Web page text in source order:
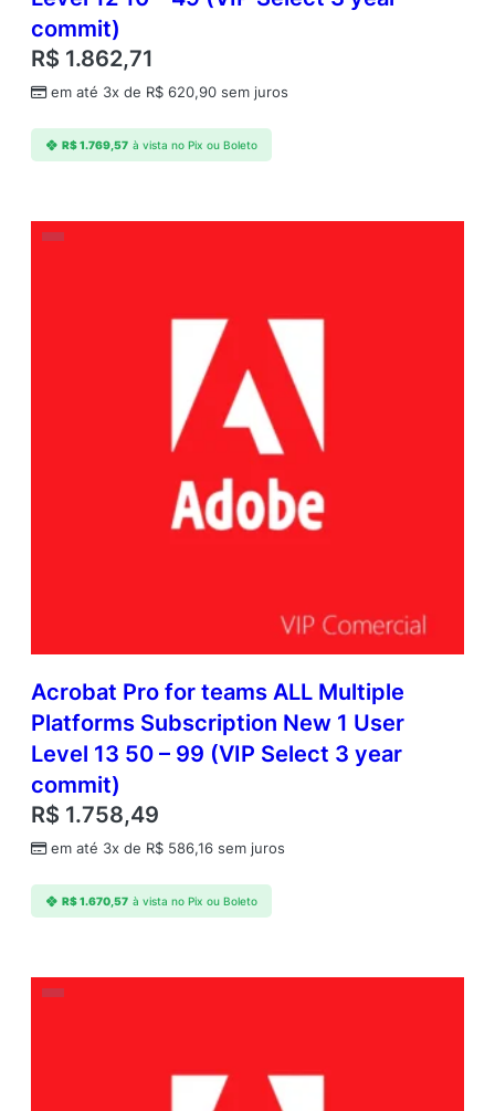
commit)
R$ 1.862,71
em até 3x de R$ 620,90 sem juros
R$1.769,57 à vista no Pix ou Boleto
Acrobat Pro for teams ALL Multiple
Platforms Subscription New 1 User
Level 13 50 – 99 (VIP Select 3 year
commit)
R$ 1.758,49
em até 3x de R$ 586,16 sem juros
R$1.670,57 à vista no Pix ou Boleto